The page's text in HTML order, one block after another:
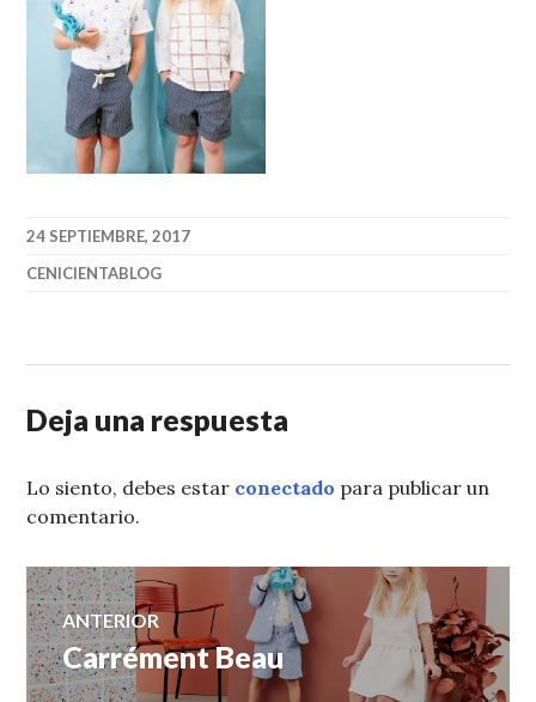
24 SEPTIEMBRE, 2017
CENICIENTABLOG
Deja una respuesta
Lo siento, debes estar conectado para publicar un
comentario.
Navegación
de
ANTERIOR
Entrada
anterior:
Carrément Beau